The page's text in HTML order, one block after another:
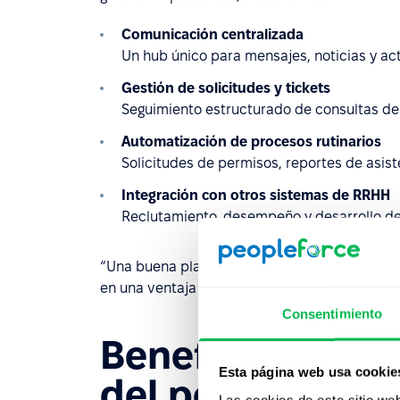
Consentimiento
Esta página web usa
Comunicación centralizada
Un hub único para mensajes, noticias y
Gestión de solicitudes y tickets
Seguimiento estructurado de consultas de
Automatización de procesos rutinarios
Solicitudes de permisos, reportes de
Integración con otros sistemas de RRHH
Reclutamiento, desempeño y desarrollo
“Una buena plataforma para empleados
en una ventaja estratégica.”
Beneficios de